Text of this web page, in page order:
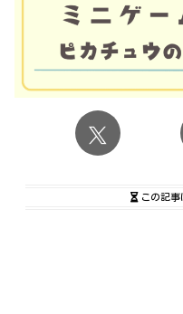
この記事